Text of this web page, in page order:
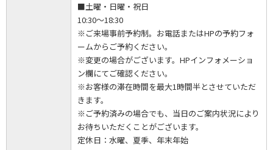
■土曜・日曜・祝日
10:30～18:30
※ご来場事前予約制。お電話またはHPの予約フォ
ームからご予約ください。
※変更の場合がございます。HPインフォメーショ
ン欄にてご確認ください。
※お客様の滞在時間を最大1時間半とさせていただ
きます。
※ご予約済みの場合でも、当日のご案内状況により
お待ちいただくことがございます。
定休日： 水曜、夏季、年末年始